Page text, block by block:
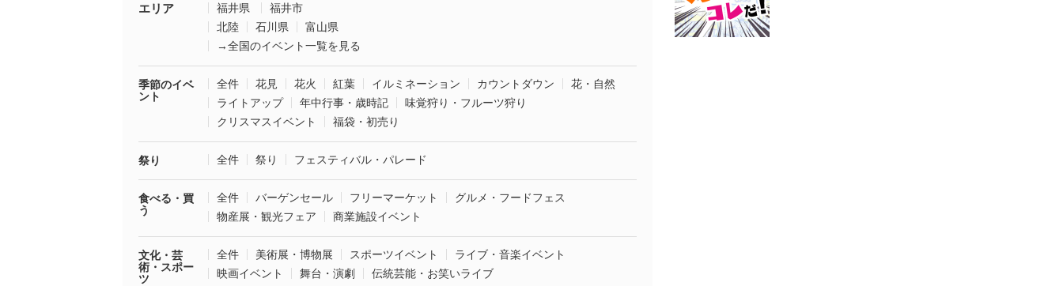
エリア 福井県
福井市
北陸
石川県
富山県
→全国のイベント一覧を見る
季節のイベ
ント
全件 花見 花火 紅葉 イルミネーション カウントダウン
花・自然
ライトアップ
年中行事・歳時記
味覚狩り・フルーツ狩り
クリスマスイベント
福袋・初売り
祭り 全件 祭り フェスティバル・パレード
食べる・買
う
全件 バーゲンセール フリーマーケット
グルメ・フードフェス
物産展・観光フェア
商業施設イベント
文化・芸
術・スポー
ツ
全件 美術展・博物展 スポーツイベント
ライブ・音楽イベント
映画イベント
舞台・演劇 伝統芸能・お笑いライブ